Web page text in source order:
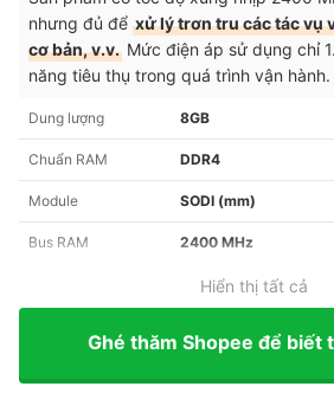
nhưng đủ để xử lý trơn tru các tác vụ
cơ bản, v.v. Mức điện áp sử dụng chỉ
năng tiêu thụ trong quá trình vận hành.
Dung lượng 8GB
Chuẩn RAM DDR4
Module SODI (mm)
Bus RAM 2400 MHz
Hiển thị tất cả
Ghé thăm Shopee để biết